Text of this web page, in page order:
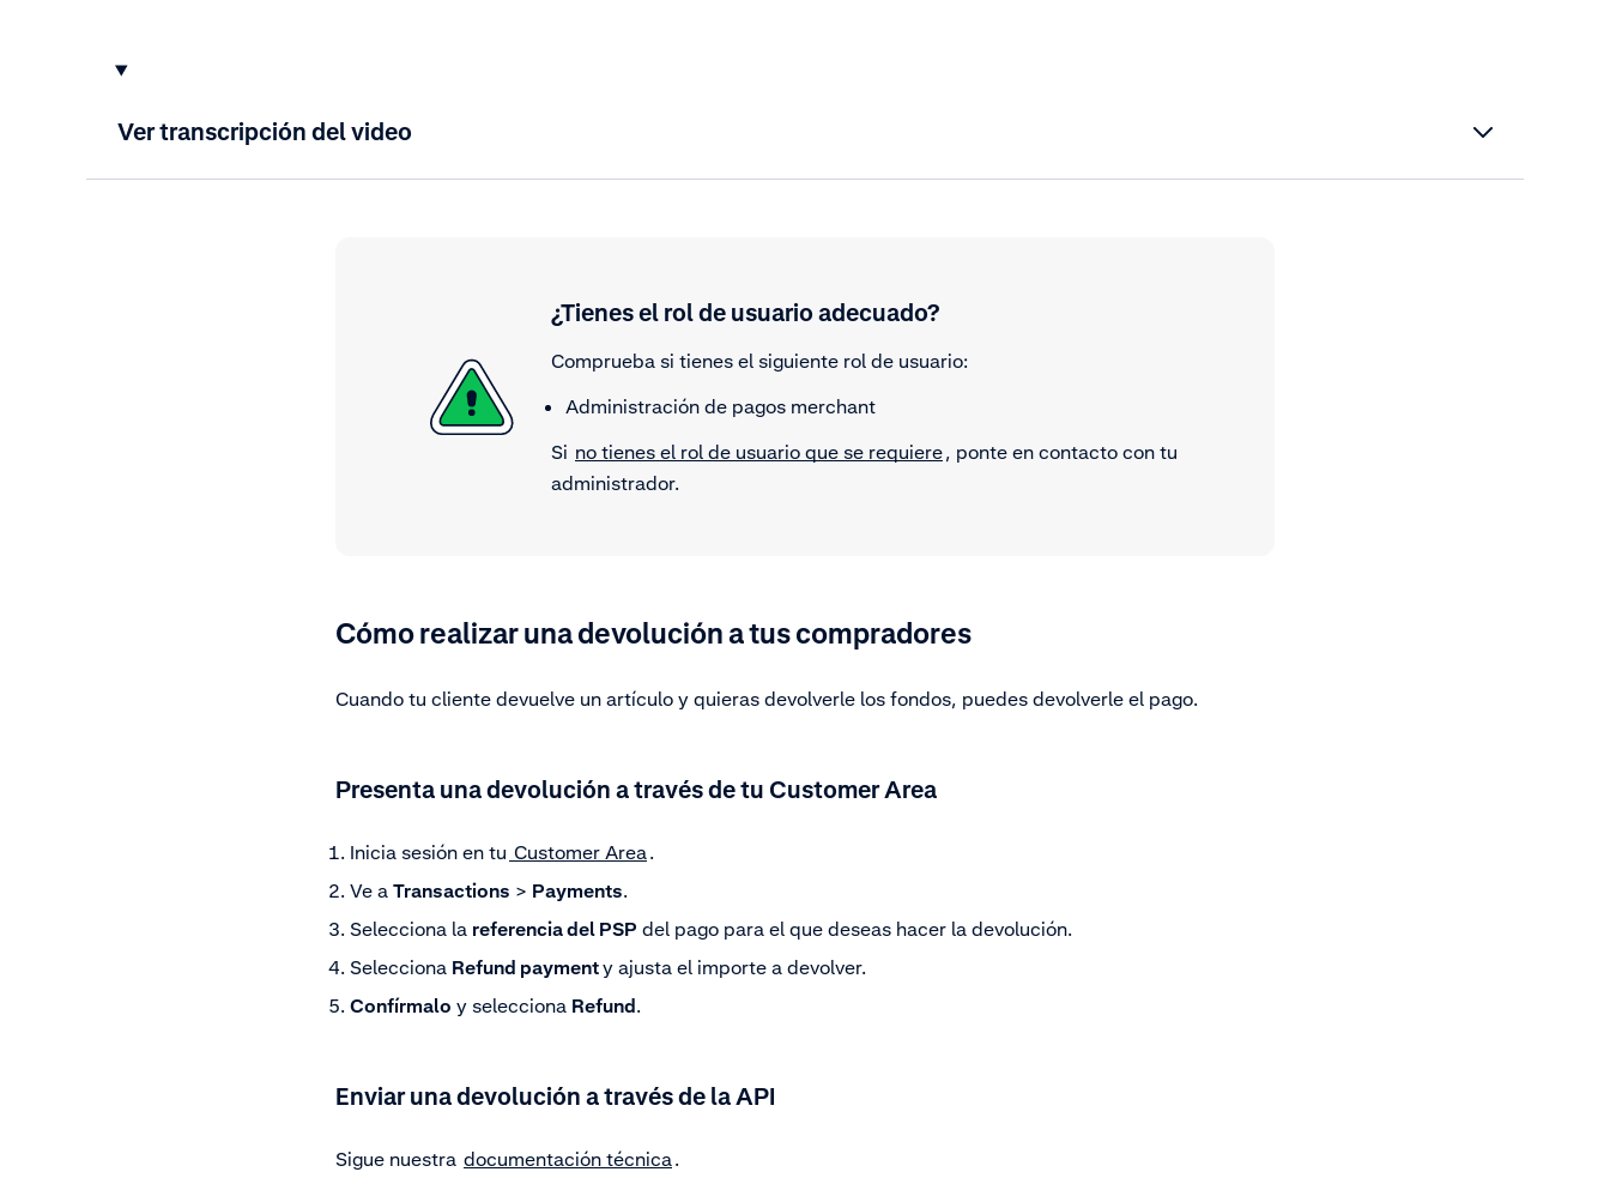
Ver transcripción del video
¿Tienes el rol de usuario adecuado?
Comprueba si tienes el siguiente rol de usuario:
Administración de pagos merchant
Si no tienes el rol de usuario que se requiere, ponte en contacto con tu
administrador.
Cómo realizar una devolución a tus compradores
Cuando tu cliente devuelve un artículo y quieras devolverle los fondos, puedes devolverle el pago.
Presenta una devolución a través de tu Customer Area
Inicia sesión en tu Customer Area.
Ve a Transactions > Payments.
Selecciona la referencia del PSP del pago para el que deseas hacer la devolución.
Selecciona Refund paymenty ajusta el importe a devolver.
Confírmalo y selecciona Refund.
Enviar una devolución a través de la API
Sigue nuestra documentación técnica.